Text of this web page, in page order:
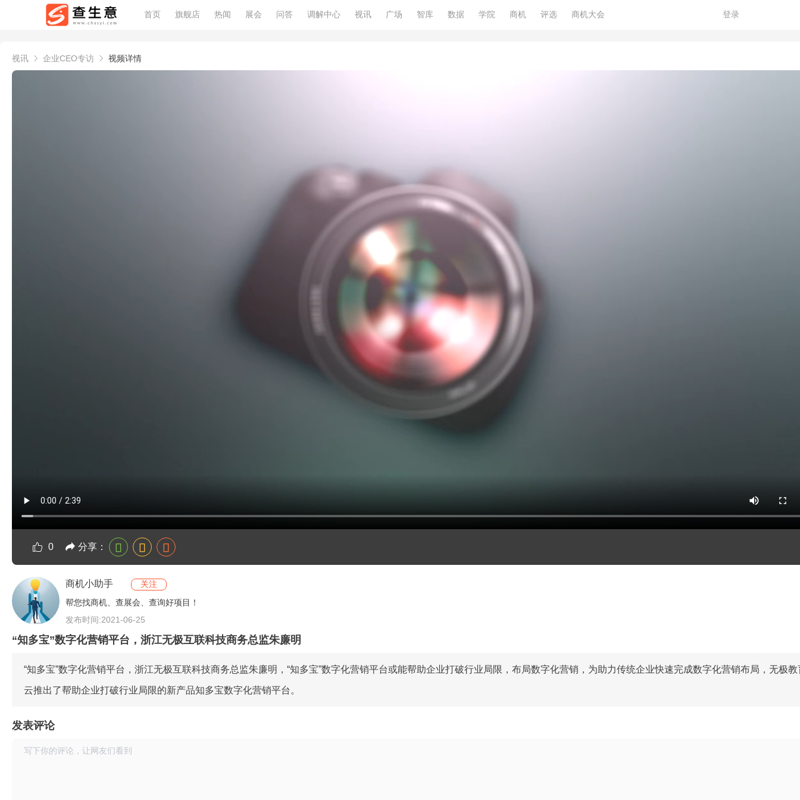
首页 旗舰店 热闻 展会 问答 调解中心 视讯 广场 智库 数据 学院 商机 评选 商机大会 登录
视讯 企业CEO专访 视频详情
0 分享：
商机小助手
关注
帮您找商机、查展会、查询好项目！
发布时间:2021-06-25
“知多宝”数字化营销平台，浙江无极互联科技商务总监朱廉明
“知多宝”数字化营销平台，浙江无极互联科技商务总监朱廉明，“知多宝”数字化营销平台或能帮助企业打破行业局限，布局数字化营销，为助力传统企业快速完成数字化营销布局，无极教
云推出了帮助企业打破行业局限的新产品知多宝数字化营销平台。
发表评论